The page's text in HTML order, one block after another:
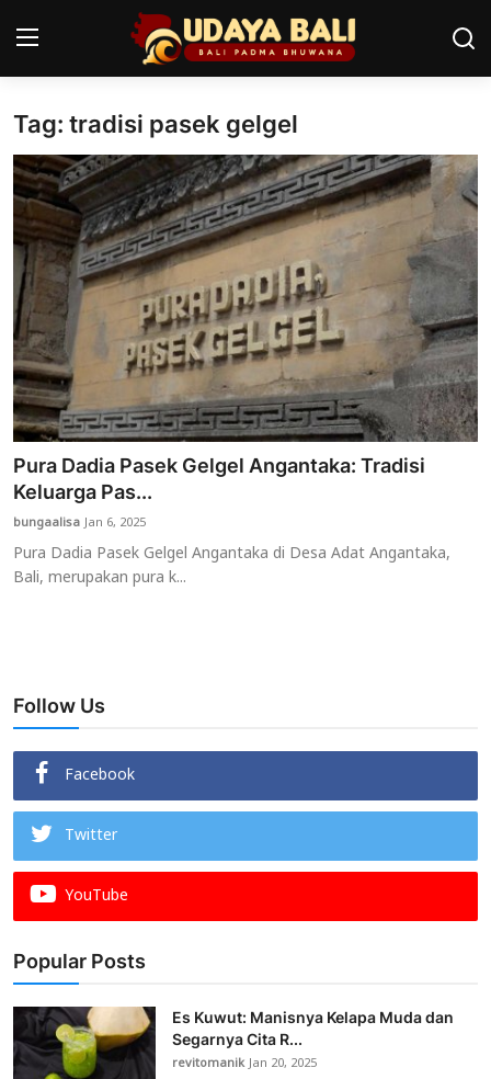
Home
Pura
Desa Adat
Tradisi
Kearifan lokal
Alam Bali
Seni
Kisah
Usadha
Indonesia
Tag: tradisi pasek gelgel
Pura Dadia Pasek Gelgel Angantaka: Tradisi
Keluarga Pas...
bungaalisaJan 6, 2025
Pura Dadia Pasek Gelgel Angantaka di Desa Adat Angantaka,
Bali, merupakan pura k...
Follow Us
Facebook
Twitter
YouTube
Popular Posts
Es Kuwut: Manisnya Kelapa Muda dan
Segarnya Cita R...
revitomanikJan 20, 2025